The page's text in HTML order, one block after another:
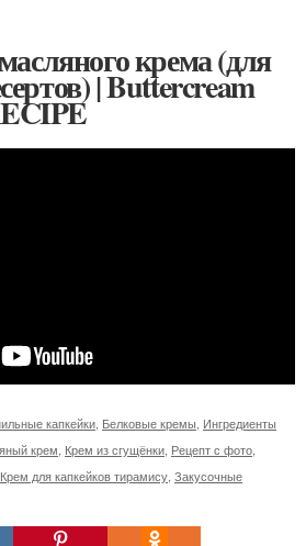
крема (для
| Buttercream
капкейки, Белковые кремы, Ингредиенты
крем, Крем из сгущёнки, Рецепт с фото,
Крем для капкейков тирамису, Закусочные